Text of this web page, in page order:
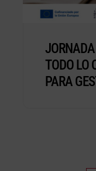
TODO LO
PARA